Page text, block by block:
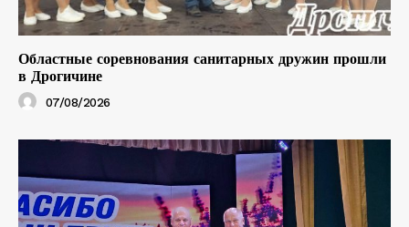
Областные соревнования санитарных дружин прошли
в Дрогичине
07/08/2026